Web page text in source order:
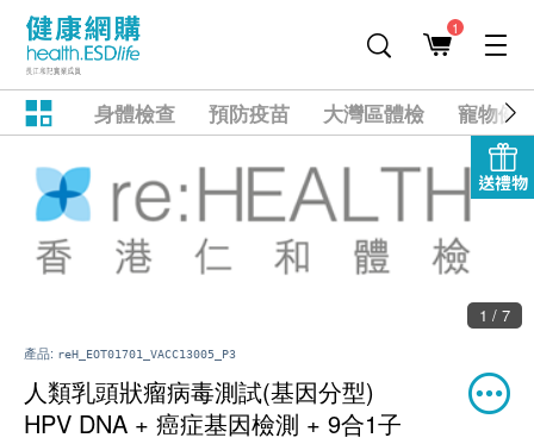
1
身體檢查 預防疫苗 大灣區體檢 寵物健
送禮物
1 / 7
產品: reH_EOT01701_VACC13005_P3
人類乳頭狀瘤病毒測試(基因分型)
HPV DNA + 癌症基因檢測 + 9合1子